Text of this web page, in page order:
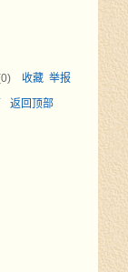
0) 收藏 举报
返回顶部